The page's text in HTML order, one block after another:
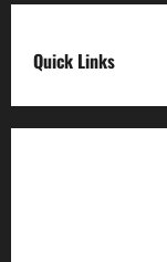
Quick Links